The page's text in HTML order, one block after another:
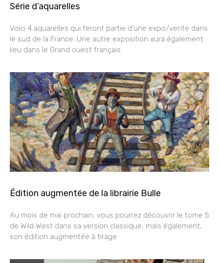
Série d’aquarelles
Voici 4 aquarelles qui feront partie d’une expo/vente dans
le sud de la France. Une autre exposition aura également
lieu dans le Grand ouest français
Édition augmentée de la librairie Bulle
Au mois de mai prochain, vous pourrez découvrir le tome 5
de Wild West dans sa version classique, mais également,
son édition augmentée à tirage